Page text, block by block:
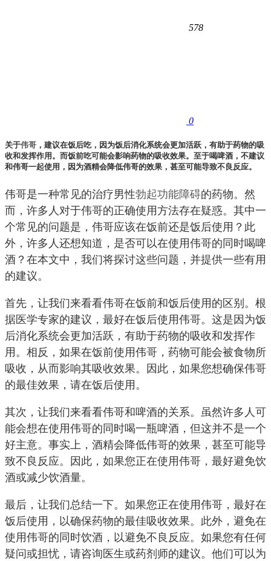
578
0
关于伟哥 ，建议在饭后吃，因为饭后消化系统会更加活跃，有助于药物的吸
收和发挥作用。而饭前吃可能会影响药物的吸收效果。至于喝啤酒，不建议
和伟哥一起使用，因为酒精会降低伟哥的效果，甚至可能导致不良反应。
伟哥是一种常见的治疗男性勃起功能障碍的药物。然
而，许多人对于伟哥的正确使用方法存在疑惑。其中一
个常见的问题是，伟哥应该在饭前还是饭后使用？此
外，许多人还想知道，是否可以在使用伟哥的同时喝啤
酒？在本文中，我们将探讨这些问题，并提供一些有用
的建议。
首先，让我们来看看伟哥在饭前和饭后使用的区别。根
据医学专家的建议，最好在饭后使用伟哥。这是因为饭
后消化系统会更加活跃，有助于药物的吸收和发挥作
用。相反，如果在饭前使用伟哥，药物可能会被食物所
吸收，从而影响其吸收效果。因此，如果您想确保伟哥
的最佳效果，请在饭后使用。
其次，让我们来看看伟哥和啤酒的关系。虽然许多人可
能会想在使用伟哥的同时喝一瓶啤酒，但这并不是一个
好主意。事实上，酒精会降低伟哥的效果，甚至可能导
致不良反应。因此，如果您正在使用伟哥，最好避免饮
酒或减少饮酒量。
最后，让我们总结一下。如果您正在使用伟哥，最好在
饭后使用，以确保药物的最佳吸收效果。此外，避免在
使用伟哥的同时饮酒，以避免不良反应。如果您有任何
疑问或担忧，请咨询医生或药剂师的建议。他们可以为